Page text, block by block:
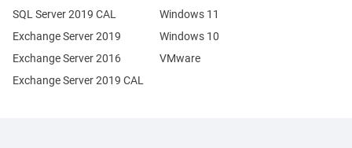
Exchange Server 2019
Exchange Server 2016
SQL Server 2019 CAL
Exchange Server 2019 CAL
Windows 11
Windows 10
VMware